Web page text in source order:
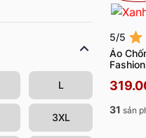
L
3XL
5/5
Áo
31 sản